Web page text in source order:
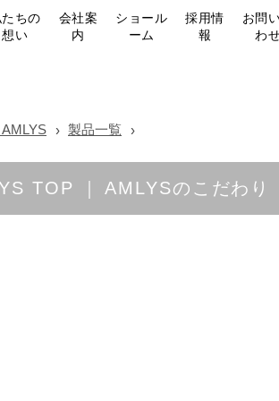
ちの
想い
会社案
内
ショール
ーム
採用情
報
お問
わ
製品一覧
TOP AMLYSのこだわり